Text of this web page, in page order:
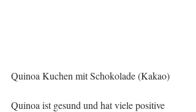
Quinoa Kuchen mit Schokolade (Kakao)
Quinoa ist gesund und hat viele positive